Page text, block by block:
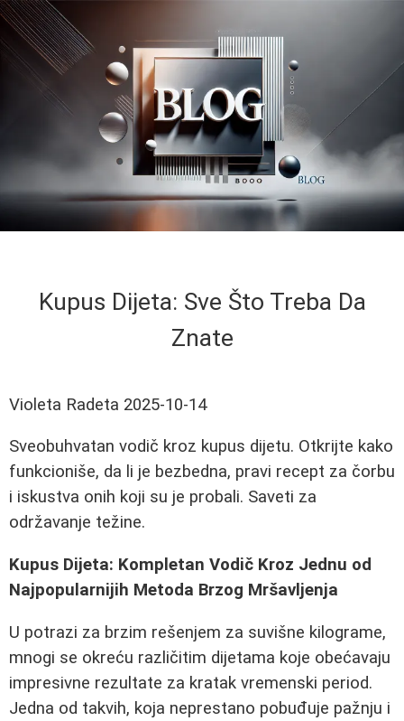
Kupus Dijeta: Sve Što Treba Da
Znate
Violeta Radeta 2025-10-14
Sveobuhvatan vodič kroz kupus dijetu. Otkrijte kako
funkcioniše, da li je bezbedna, pravi recept za čorbu
i iskustva onih koji su je probali. Saveti za
održavanje težine.
Kupus Dijeta: Kompletan Vodič Kroz Jednu od
Najpopularnijih Metoda Brzog Mršavljenja
U potrazi za brzim rešenjem za suvišne kilograme,
mnogi se okreću različitim dijetama koje obećavaju
impresivne rezultate za kratak vremenski period.
Jedna od takvih, koja neprestano pobuđuje pažnju i